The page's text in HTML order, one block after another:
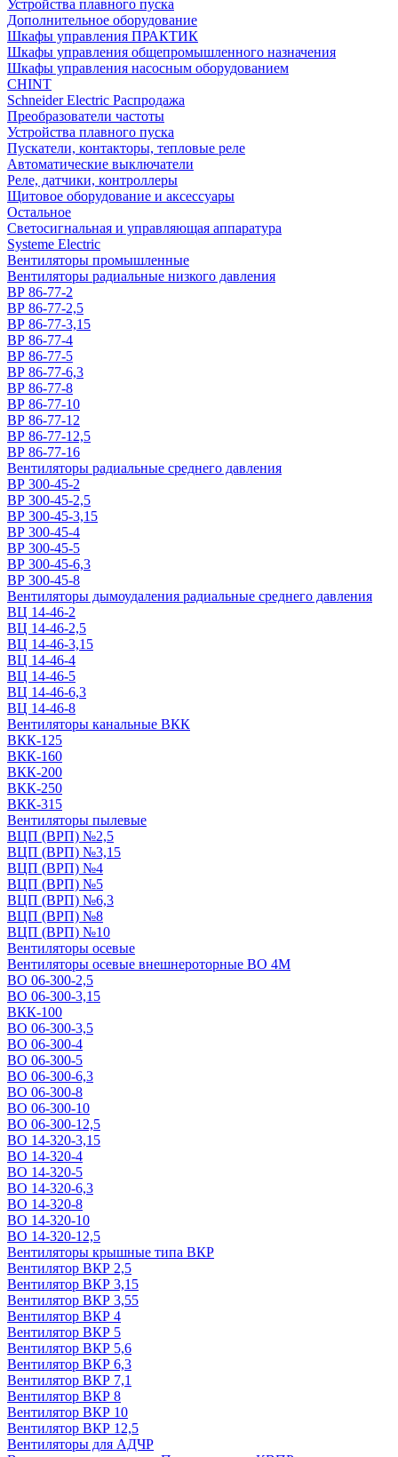
Устройства плавного пуска
Дополнительное оборудование
Шкафы управления ПРАКТИК
Шкафы управления общепромышленного назначения
Шкафы управления насосным оборудованием
CHINT
Schneider Electric Распродажа
Преобразователи частоты
Устройства плавного пуска
Пускатели, контакторы, тепловые реле
Автоматические выключатели
Реле, датчики, контроллеры
Щитовое оборудование и аксессуары
Остальное
Светосигнальная и управляющая аппаратура
Systeme Electric
Вентиляторы промышленные
Вентиляторы радиальные низкого давления
ВР 86-77-2
ВР 86-77-2,5
ВР 86-77-3,15
ВР 86-77-4
ВР 86-77-5
ВР 86-77-6,3
ВР 86-77-8
ВР 86-77-10
ВР 86-77-12
ВР 86-77-12,5
ВР 86-77-16
Вентиляторы радиальные среднего давления
ВР 300-45-2
ВР 300-45-2,5
ВР 300-45-3,15
ВР 300-45-4
ВР 300-45-5
ВР 300-45-6,3
ВР 300-45-8
Вентиляторы дымоудаления радиальные среднего давления
ВЦ 14-46-2
ВЦ 14-46-2,5
ВЦ 14-46-3,15
ВЦ 14-46-4
ВЦ 14-46-5
ВЦ 14-46-6,3
ВЦ 14-46-8
Вентиляторы канальные ВКК
ВКК-125
ВКК-160
ВКК-200
ВКК-250
ВКК-315
Вентиляторы пылевые
ВЦП (ВРП) №2,5
ВЦП (ВРП) №3,15
ВЦП (ВРП) №4
ВЦП (ВРП) №5
ВЦП (ВРП) №6,3
ВЦП (ВРП) №8
ВЦП (ВРП) №10
Вентиляторы осевые
Вентиляторы осевые внешнероторные ВО 4М
ВО 06-300-2,5
ВО 06-300-3,15
ВКК-100
ВО 06-300-3,5
ВО 06-300-4
ВО 06-300-5
ВО 06-300-6,3
ВО 06-300-8
ВО 06-300-10
ВО 06-300-12,5
ВО 14-320-3,15
ВО 14-320-4
ВО 14-320-5
ВО 14-320-6,3
ВО 14-320-8
ВО 14-320-10
ВО 14-320-12,5
Вентиляторы крышные типа ВКР
Вентилятор ВКР 2,5
Вентилятор ВКР 3,15
Вентилятор ВКР 3,55
Вентилятор ВКР 4
Вентилятор ВКР 5
Вентилятор ВКР 5,6
Вентилятор ВКР 6,3
Вентилятор ВКР 7,1
Вентилятор ВКР 8
Вентилятор ВКР 10
Вентилятор ВКР 12,5
Вентиляторы для АДЧР